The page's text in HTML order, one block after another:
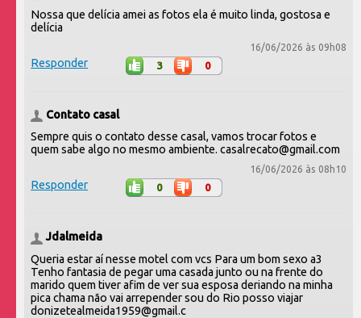
Nossa que delícia amei as fotos ela é muito linda, gostosa e
delícia
16/06/2026 às 09h08
Responder 3 0
Contato casal
Sempre quis o contato desse casal, vamos trocar fotos e
quem sabe algo no mesmo ambiente. casalrecato@gmail.com
16/06/2026 às 08h10
Responder 0 0
Jdalmeida
Queria estar aí nesse motel com vcs Para um bom sexo a3
Tenho fantasia de pegar uma casada junto ou na frente do
marido quem tiver afim de ver sua esposa deriando na minha
pica chama não vai arrepender sou do Rio posso viajar
donizetealmeida1959@gmail.c